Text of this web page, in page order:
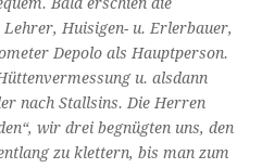
Bald erschien die
Huisigen- u. Erlerbauer,
Depolo als Hauptperson.
u. alsdann
nach Stallsins. Die Herren
wir drei begnügten uns, den
zu klettern, bis man zum